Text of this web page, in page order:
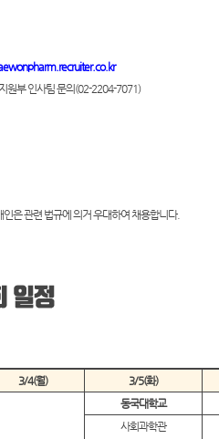
원부 인사팀 문의(02-2204-7071)
은 관련 법규에 의거 우대하여 채용합니다.
3/4(월)
3/5(화)
동국대학교
사회과학관